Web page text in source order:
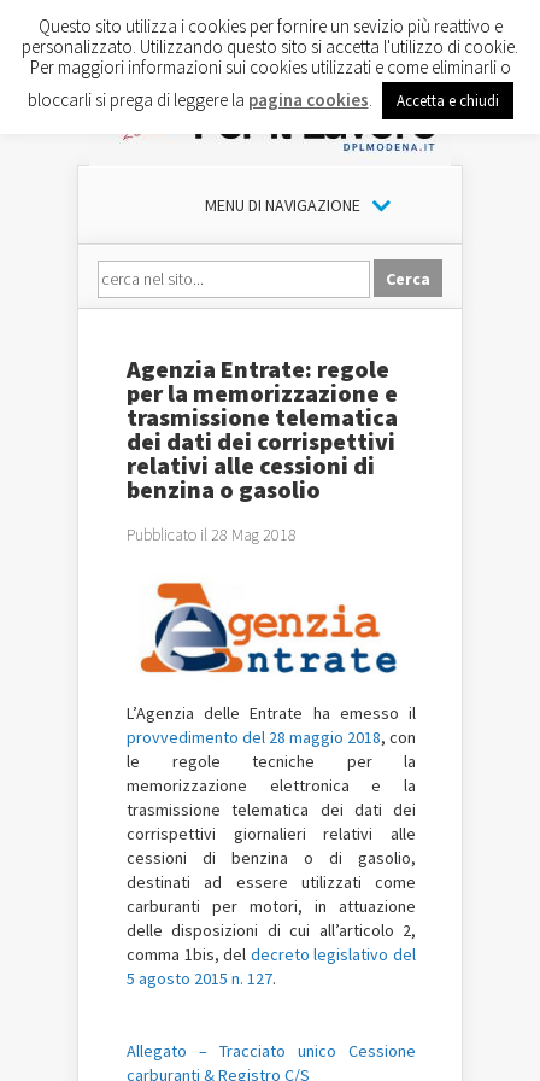
MENU DI NAVIGAZIONE
Agenzia Entrate: regole
per la memorizzazione e
trasmissione telematica
dei dati dei corrispettivi
relativi alle cessioni di
benzina o gasolio
Pubblicato il 28 Mag 2018
L’Agenzia delle Entrate ha emesso il
provvedimento del 28 maggio 2018, con
le regole tecniche per la
memorizzazione elettronica e la
trasmissione telematica dei dati dei
corrispettivi giornalieri relativi alle
cessioni di benzina o di gasolio,
destinati ad essere utilizzati come
carburanti per motori, in attuazione
delle disposizioni di cui all’articolo 2,
comma 1bis, del decreto legislativo del
5 agosto 2015 n. 127.
Allegato – Tracciato unico Cessione
carburanti & Registro C/S
Questo sito utilizza i cookies per fornire un sevizio più reattivo e
personalizzato. Utilizzando questo sito si accetta l'utilizzo di cookie.
Per maggiori informazioni sui cookies utilizzati e come eliminarli o
bloccarli si prega di leggere la pagina cookies Accetta e chiudi